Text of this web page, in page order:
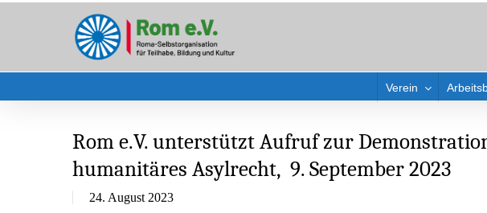
Verein
Rom e.V. unterstützt Aufruf zur
humanitäres Asylrecht, 9. September 2023
24. August 2023